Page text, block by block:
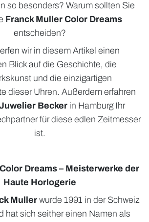
so besonders? Warum sollten Sie
Franck Muller Color Dreams
entscheiden?
wir in diesem Artikel einen
Blick auf die Geschichte, die
und die einzigartigen
dieser Uhren. Außerdem erfahren
Beckerin Hamburg Ihr
für diese edlen Zeitmesser
ist.
Dreams – Meisterwerke der
Haute Horlogerie
Mullerwurde 1991 in der Schweiz
hat sich seither einen Namen als